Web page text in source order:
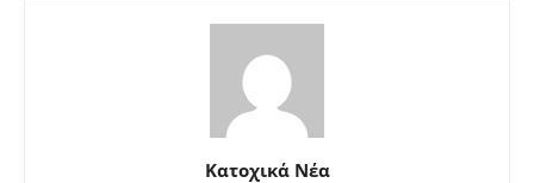
Κατοχικά Νέα